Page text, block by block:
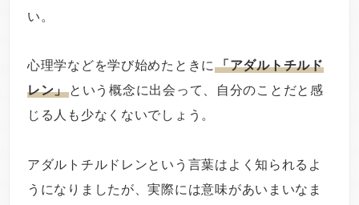
い。
心理学などを学び始めたときに「アダルトチルド
レン」 という概念に出会って、自分のことだと感
じる人も少なくないでしょう。
アダルトチルドレンという言葉はよく知られるよ
うになりましたが、実際には意味があいまいなま